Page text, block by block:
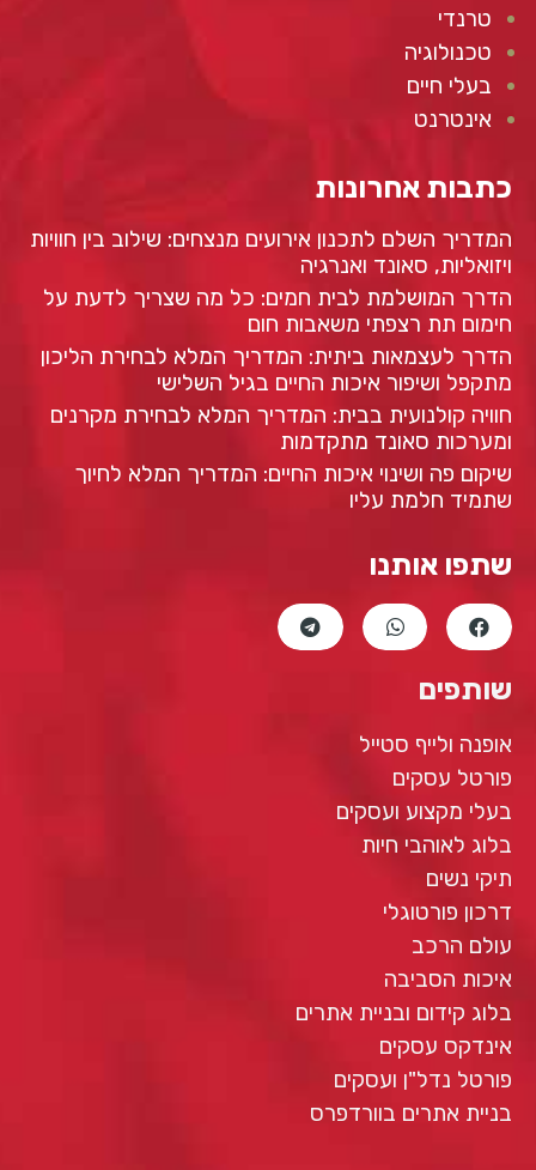
טרנדי
טכנולוגיה
בעלי חיים
אינטרנט
כתבות אחרונות
המדריך השלם לתכנון אירועים מנצחים: שילוב בין חוויות
ויזואליות, סאונד ואנרגיה
הדרך המושלמת לבית חמים: כל מה שצריך לדעת על
חימום תת רצפתי משאבות חום
הדרך לעצמאות ביתית: המדריך המלא לבחירת הליכון
מתקפל ושיפור איכות החיים בגיל השלישי
חוויה קולנועית בבית: המדריך המלא לבחירת מקרנים
ומערכות סאונד מתקדמות
שיקום פה ושינוי איכות החיים: המדריך המלא לחיוך
שתמיד חלמת עליו
שתפו אותנו
שותפים
אופנה ולייף סטייל
פורטל עסקים
בעלי מקצוע ועסקים
בלוג לאוהבי חיות
תיקי נשים
דרכון פורטוגלי
עולם הרכב
איכות הסביבה
בלוג קידום ובניית אתרים
אינדקס עסקים
פורטל נדל"ן ועסקים
בניית אתרים בוורדפרס